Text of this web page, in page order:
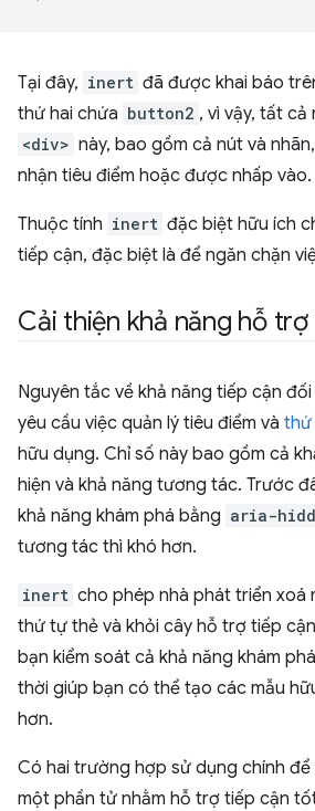
Tại đây, inert đã được khai báo
thứ hai chứa button2 , vì vậy, tất
<div> này, bao gồm cả nút và
nhận tiêu điểm hoặc được nhấp vào.
Thuộc tính inert đặc biệt hữu ích
tiếp cận, đặc biệt là để ngăn chặn
Cải thiện khả năng hỗ
Nguyên tắc về khả năng tiếp cận
yêu cầu việc quản lý tiêu điểm và thứ
hữu dụng. Chỉ số này bao gồm cả
hiện và khả năng tương tác. Trước
khả năng khám phá bằng aria-
tương tác thì khó hơn.
inert cho phép nhà phát triển xoá
thứ tự thẻ và khỏi cây hỗ trợ tiếp
bạn kiểm soát cả khả năng khám
thời giúp bạn có thể tạo các mẫu
hơn.
Có hai trường hợp sử dụng chính để
một phần tử nhằm hỗ trợ tiếp cận